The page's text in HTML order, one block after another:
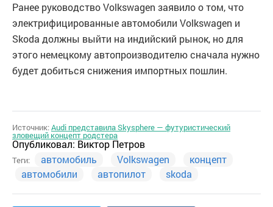
Ранее руководство Volkswagen заявило о том, что
электрифицированные автомобили Volkswagen и
Skoda должны выйти на индийский рынок, но для
этого немецкому автопроизводителю сначала нужно
будет добиться снижения импортных пошлин.
Источник:Audi представила Skysphere — футуристический
зловещий концепт родстера
Опубликовал: Виктор Петров
Теги: автомобиль Volkswagen
концепт
автомобили
автопилот skoda